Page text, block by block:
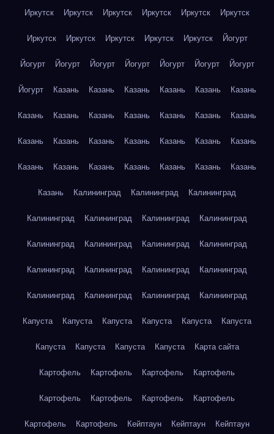
Иркутск Иркутск Иркутск Иркутск Иркутск Иркутск
Иркутск Иркутск Иркутск Иркутск Иркутск Йогурт
Йогурт Йогурт Йогурт Йогурт Йогурт Йогурт Йогурт
Йогурт Казань Казань Казань Казань Казань Казань
Казань Казань Казань Казань Казань Казань Казань
Казань Казань Казань Казань Казань Казань Казань
Казань Казань Казань Казань Казань Казань Казань
Казань Калининград Калининград Калининград
Калининград Калининград Калининград Калининград
Калининград Калининград Калининград Калининград
Калининград Калининград Калининград Калининград
Калининград Калининград Калининград Калининград
Капуста Капуста Капуста Капуста Капуста Капуста
Капуста Капуста Капуста Капуста Карта сайта
Картофель Картофель Картофель Картофель
Картофель Картофель Картофель Картофель
Картофель Картофель Кейптаун Кейптаун Кейптаун